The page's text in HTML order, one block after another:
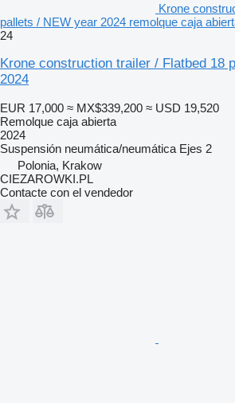
Krone
pallets / NEW year 2024 remolque caja
24
Krone construction trailer / Flatbed 18
2024
EUR 17,000 ≈ MX$339,200 ≈ USD 19,520
Remolque caja abierta
2024
Suspensión neumática/neumática Ejes 2
Polonia, Krakow
CIEZAROWKI.PL
Contacte con el vendedor